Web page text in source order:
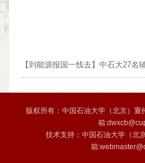
【到能源报国一线去】中石大27名
版权所有：中国石油大学（北京） 宣
箱
技术支持：中国石油大学（北
箱